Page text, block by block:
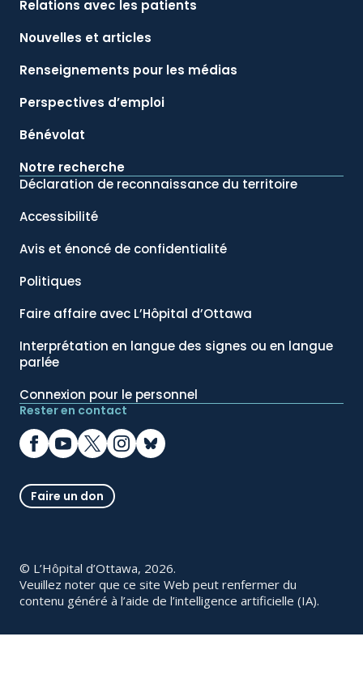
Relations avec les patients
Nouvelles et articles
Renseignements pour les médias
Perspectives d’emploi
Bénévolat
Notre recherche
Déclaration de reconnaissance du territoire
Accessibilité
Avis et énoncé de confidentialité
Politiques
Faire affaire avec L’Hôpital d’Ottawa
Interprétation en langue des signes ou en langue
parlée
Connexion pour le personnel
Rester en contact
Faire un don
© L’Hôpital d’Ottawa, 2026.
Veuillez noter que ce site Web peut renfermer du
contenu généré à l’aide de l’intelligence artificielle (IA).